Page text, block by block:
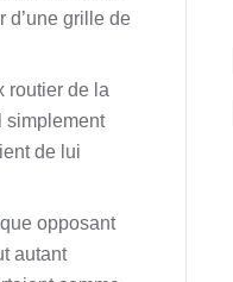
d’une grille de
routier de la
simplement
de lui
opposant
autant